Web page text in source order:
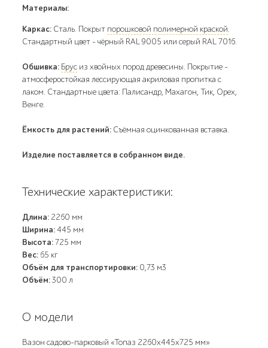
Материалы:
Каркас: Сталь. Покрыт порошковой полимерной краской.
Стандартный цвет – чёрный RAL 9005 или серый RAL 7016.
Обшивка: Брус из хвойных пород древесины. Покрытие -
атмосферостойкая лессирующая акриловая пропитка с
лаком. Стандартные цвета: Палисандр, Махагон, Тик, Орех,
Венге.
Ёмкость для растений: Съёмная оцинкованная вставка.
Изделие поставляется в собранном виде.
Технические характеристики:
Длина: 2260 мм
Ширина:445 мм
Высота:725 мм
Вес: 65 кг
Объём для транспортировки: 0,73 м3
Объём:300 л
О модели
Вазон садово-парковый «Топаз 2260х445х725 мм»